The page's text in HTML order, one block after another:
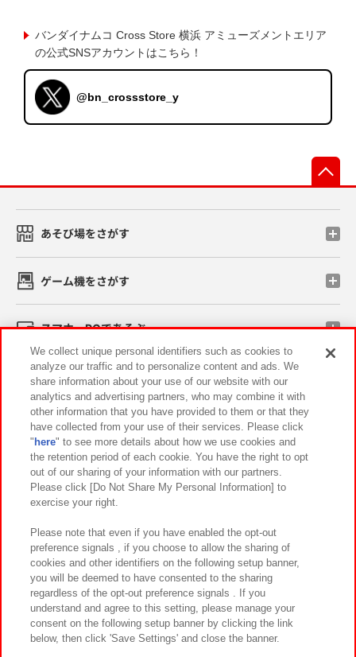
バンダイナムコ Cross Store 横浜 アミューズメントエリア
の公式SNSアカウントはこちら！
@bn_crossstore_y
あそび場をさがす
ゲーム機をさがす
スマホ・PCであそぶ
イベント・キャンペーン
関連会社 サステナビリティ サイトポリシー
プライバシーポリシー ウェブアクセシビリティ方針と検証結果
お取引先さまとともに
カスタマーハラスメント対応方針 よくあるご質問・お問い合わせ
©Bandai Namco Amusement Inc.
We collect unique personal identifiers such as cookies to
analyze our traffic and to personalize content and ads. We
share information about your use of our website with our
analytics and advertising partners, who may combine it with
other information that you have provided to them or that they
have collected from your use of their services. Please click
" here" to see more details about how we use cookies and
the retention period of each cookie. You have the right to opt
out of our sharing of your information with our partners.
Please click [Do Not Share My Personal Information] to
exercise your right.
Please note that even if you have enabled the opt-out
preference signals , if you choose to allow the sharing of
cookies and other identifiers on the following setup banner,
you will be deemed to have consented to the sharing
regardless of the opt-out preference signals . If you
understand and agree to this setting, please manage your
consent on the following setup banner by clicking the link
below, then click 'Save Settings' and close the banner.